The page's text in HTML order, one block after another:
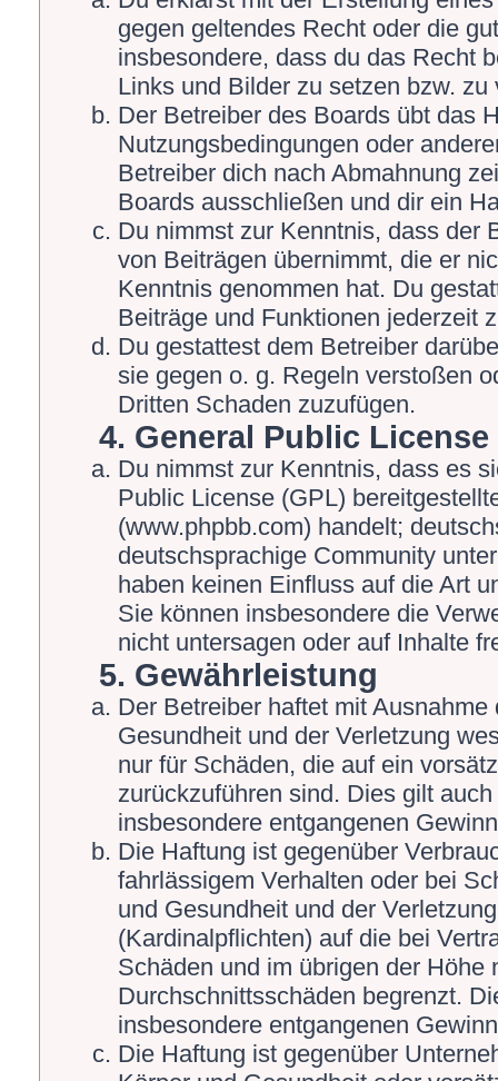
gegen geltendes Recht oder die
insbesondere, dass du das Recht
Links und Bilder zu setzen bzw. zu
Der Betreiber des Boards übt das
Nutzungsbedingungen oder
Betreiber dich nach Abmahnung
Boards ausschließen und dir ein
Du nimmst zur Kenntnis, dass der
von Beiträgen übernimmt, die er
Kenntnis genommen hat. Du
Beiträge und Funktionen jederzeit
Du gestattest dem Betreiber
sie gegen o. g. Regeln verstoßen
Dritten Schaden zuzufügen.
4. General Public License
Du nimmst zur Kenntnis, dass es
Public License (GPL)
(www.phpbb.com) handelt;
deutschsprachige Community
haben keinen Einfluss auf die Art
Sie können insbesondere die
nicht untersagen oder auf Inhalte
5. Gewährleistung
Der Betreiber haftet mit
Gesundheit und der Verletzung
nur für Schäden, die auf ein
zurückzuführen sind. Dies gilt
insbesondere entgangenen
Die Haftung ist gegenüber
fahrlässigem Verhalten oder bei
und Gesundheit und der
(Kardinalpflichten) auf die bei
Schäden und im übrigen der Höhe
Durchschnittsschäden begrenzt.
insbesondere entgangenen
Die Haftung ist gegenüber